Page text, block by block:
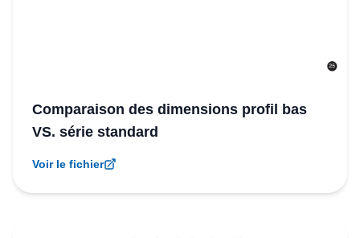
Comparaison des dimensions profil bas
VS. série standard
Voir le fichier